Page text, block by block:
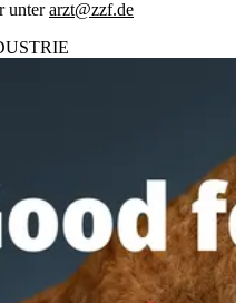
unterarzt@zzf.de